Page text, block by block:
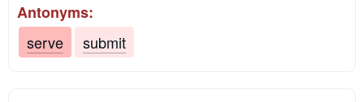
Antonyms:
serve
submit